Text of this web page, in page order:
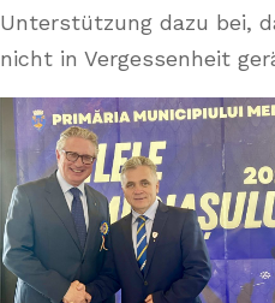
Unterstützung dazu bei,
nicht in Vergessenheit